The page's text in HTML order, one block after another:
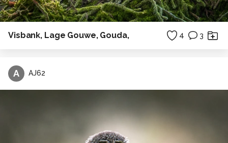
Visbank, Lage Gouwe, Gouda, 4 3
A AJ62